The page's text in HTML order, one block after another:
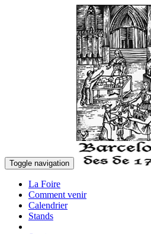
Toggle navigation
La Foire
Comment venir
Calendrier
Stands